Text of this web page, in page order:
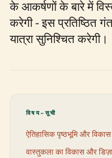
के आकर्षणों के बारे में
करेगी - इस प्रतिष्ठित
यात्रा सुनिश्चित करेगी।
विषय-सूची
ऐतिहासिक पृष्ठभूमि और विकास
वास्तुकला का विकास और